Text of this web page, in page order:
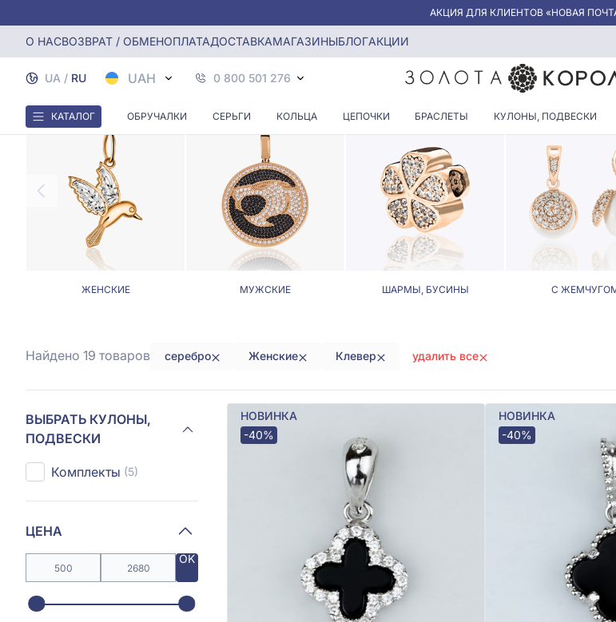
АКЦИЯ ДЛЯ КЛИЕНТОВ «НОВАЯ
О НАСВОЗВРАТ / ОБМЕНОПЛАТАДОСТАВКАМАГАЗИНЫБЛОГАКЦИИ
UA / RU UAH 0 800 501 276
КАТАЛОГ ОБРУЧАЛКИ СЕРЬГИ КОЛЬЦА ЦЕПОЧКИ БРАСЛЕТЫ КУЛОНЫ, ПОДВЕСКИ
Главная Кулоны, Подвески Женские серебряные подвески клевер
ЖЕНСКИЕ СЕРЕБРЯНЫЕ
ЖЕНСКИЕ МУЖСКИЕ ШАРМЫ, БУСИНЫ С
Найдено 19 товаров серебро Женские Клевер удалить все
ВЫБРАТЬ КУЛОНЫ,
ПОДВЕСКИ
Комплекты (5)
ЦЕНА
OK
НОВИНКА
-40%
НОВИНКА
-40%